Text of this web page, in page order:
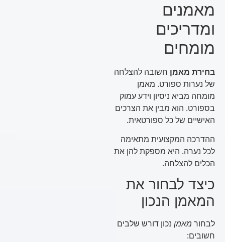
מאמנים
ומדריכים
מומחים
בחירת מאמןחשובה להצלחה
של נערות ספורט. מאמן
מומחה מביא ניסיון וידע עמוק
בספורט. הוא מבין את הצרכים
האישיים של כל ספורטאית.
ההדרכה המקצועית מתאימה
לכל נערה. היא מספקת להן את
הכלים להצלחה.
כיצד לבחור את
המאמן הנכון
לבחורמאמןנכון דורש שלבים
חשובים: